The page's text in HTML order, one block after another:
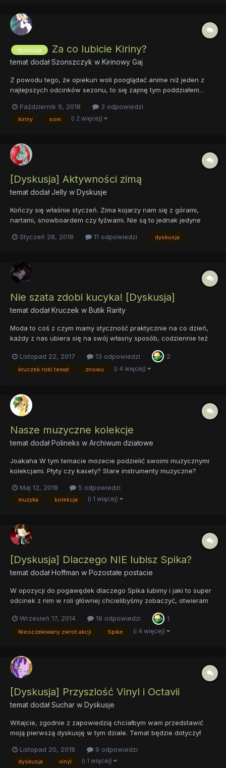
dyskusja Za co lubicie Kiriny?
temat dodałSzonszczyk w Kirinowy Gaj
Z powodu tego, że opiekun woli pooglądać anime niż jeden z
najlepszych odcinków sezonu, to się zajmę tym poddziałem...
nagłe pojawienie się Kirinów, a dokładniej, Autumn Blaze, u
większości kucykowych artystów co widać na przykła...
Październik 9, 2018 3 odpowiedzi
kiriny som (i 2 więcej)
[Dyskusja] Aktywności zimą
temat dodałJelly w Dyskusje
Kończy się właśnie styczeń. Zima kojarzy nam się z górami,
nartami, snowboardem czy łyżwami. Nie są to jednak jedyne
Sama osobiście uwielbiam jeździć na łyżwach. Gdy tylko
Styczeń 28, 2018 11 odpowiedzi dyskusja
Nie szata zdobi kucyka! [Dyskusja]
temat dodałKruczek w Butik Rarity
Moda to coś z czym mamy styczność praktycznie na co dzień,
każdy z nas ubiera się na swój własny sposób, codziennie też
codziennym. Niektórzy natomiast wcale nie przywiązują wagi do
ubrań, a jak to jest z wami? Czy liczy się dla was ubiór drugieg...
Listopad 22, 2017 13 odpowiedzi 2
kruczek robi temat znowu (i 4 więcej)
Nasze muzyczne kolekcje
temat dodałPolineks w Archiwum działowe
Joakaha W tym temacie mozecie podzielić swoimi muzycznymi
kolekcjami. Płyty czy kasety? Stare instrumenty muzyczne?
instrument)? Nie ma sprawy! Dyskutujcie do woli! Opowiedzcie
co nieco o nich. Co kolekcjonujecie? Od kiedy?...
Maj 12, 2018 5 odpowiedzi
muzyka kolekcja (i 1 więcej)
[Dyskusja] Dlaczego NIE lubisz Spika?
temat dodałHoffman w Pozostałe postacie
W opozycji do pogawędek dlaczego Spika lubimy i jaki to super
odcinek z nim w roli głównej chcielibyśmy zobaczyć, otwieram
Twilight nie przepadają mogą opowiedzieć o tym, dlaczego
darzą tę postać szczególną antypatią. Albo umiarkowaną,
Wrzesień 17, 2014 16 odpowiedzi 1
Nieoczekiwany zwrot akcji Spike (i 4 więcej)
[Dyskusja] Przyszlość Vinyl i Octavii
temat dodałSuchar w Dyskusje
Witajcie, zgodnie z zapowiedzią chciałbym wam przedstawić
moją pierwszą dyskusję w tym dziale. Temat będzie dotyczył
mi tu o przyszły sezon, odcinek dwusetny jeśli również byłby
dedykowany fandomowi, oraz następną generację. Możecie tu...
Listopad 20, 2018 9 odpowiedzi
dyskusja vinyl (i 1 więcej)